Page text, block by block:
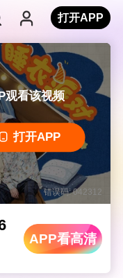
打开APP
观看该视频
打开APP
错误码: 042312
APP看高清